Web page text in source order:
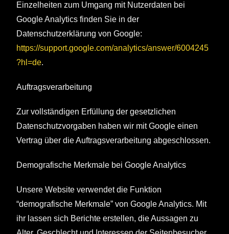
Einzelheiten zum Umgang mit Nutzerdaten bei
Google Analytics finden Sie in der
Datenschutzerklärung von Google:
https://support.google.com/analytics/answer/6004245
?hl=de.
Auftragsverarbeitung
Zur vollständigen Erfüllung der gesetzlichen
Datenschutzvorgaben haben wir mit Google einen
Vertrag über die Auftragsverarbeitung abgeschlossen.
Demografische Merkmale bei Google Analytics
Unsere Website verwendet die Funktion
“demografische Merkmale” von Google Analytics. Mit
ihr lassen sich Berichte erstellen, die Aussagen zu